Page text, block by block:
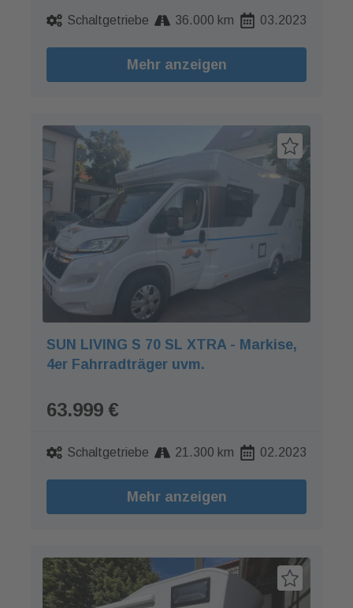
Schaltgetriebe 36.000 km 03.2023
Mehr anzeigen
SUN LIVING S 70 SL XTRA - Markise,
4er Fahrradträger uvm.
63.999 €
Schaltgetriebe 21.300 km 02.2023
Mehr anzeigen